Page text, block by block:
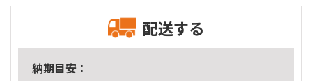
配送する
納期目安：